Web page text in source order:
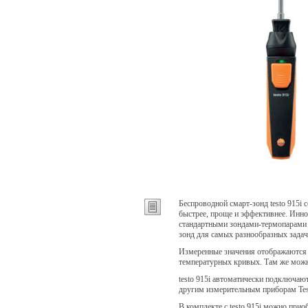
Беспроводной смарт-зонд testo 915i
быстрее, проще и эффективнее.
стандартными зондами-термопарами
зонд для самых разнообразных
Измеренные значения
температурных кривых. Там же
testo 915i автоматически
другим измерительным приборам